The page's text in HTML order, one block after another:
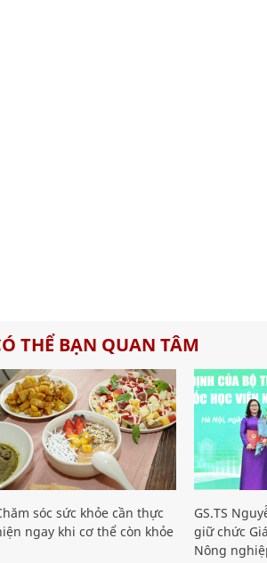
THỂ BẠN QUAN TÂM
sóc sức khỏe cần thực
ngay khi cơ thể còn khỏe
GS.TS
giữ chức
Nông